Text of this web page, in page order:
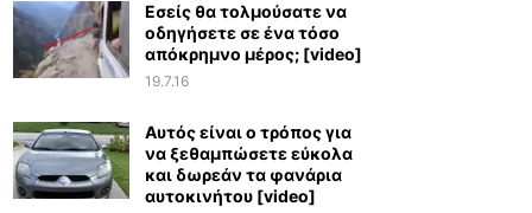
Εσείς θα τολμούσατε να
οδηγήσετε σε ένα τόσο
απόκρημνο μέρος; [video]
19.7.16
Αυτός είναι ο τρόπος για
να ξεθαμπώσετε εύκολα
και δωρεάν τα φανάρια
αυτοκινήτου [video]